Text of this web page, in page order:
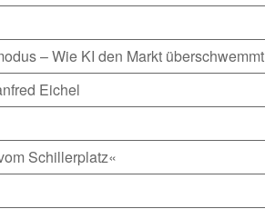
– Wie KI den Markt überschwemmt
Eichel
Schillerplatz«